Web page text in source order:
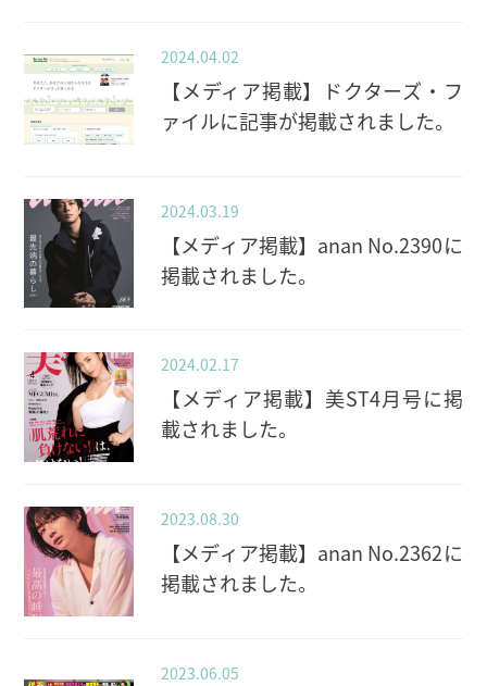
2024.04.02
【メディア掲載】ドクターズ・フ
ァイルに記事が掲載されました。
2024.03.19
【メディア掲載】anan No.2390に
掲載されました。
2024.02.17
【メディア掲載】美ST4月号に掲
載されました。
2023.08.30
【メディア掲載】anan No.2362に
掲載されました。
2023.06.05